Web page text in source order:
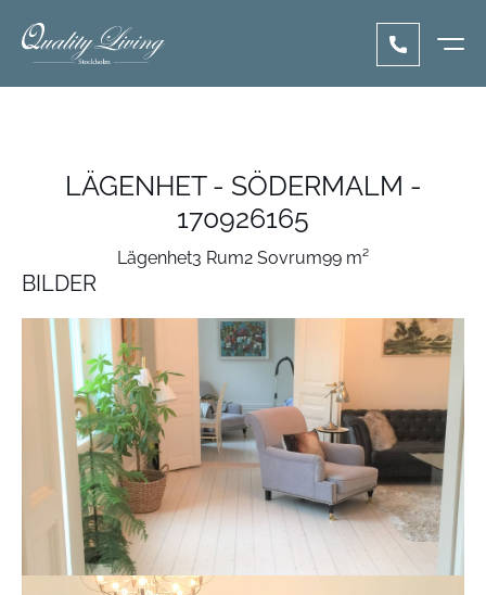
LÄGENHET - SÖDERMALM -
170926165
Lägenhet3 Rum2 Sovrum99 m²
BILDER